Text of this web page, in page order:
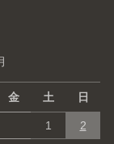
金 土 日
1 2